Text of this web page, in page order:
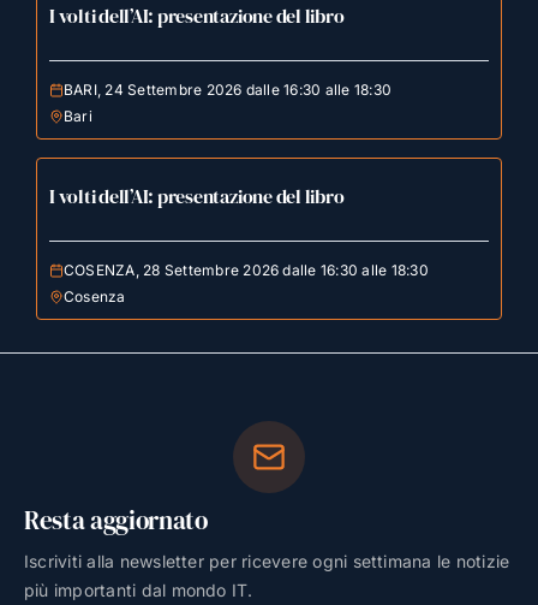
I volti dell’AI: presentazione del libro
BARI, 24 Settembre 2026 dalle 16:30 alle 18:30
Bari
I volti dell’AI: presentazione del libro
COSENZA, 28 Settembre 2026 dalle 16:30 alle 18:30
Cosenza
Resta aggiornato
Iscriviti alla newsletter per ricevere ogni settimana le notizie
più importanti dal mondo IT.